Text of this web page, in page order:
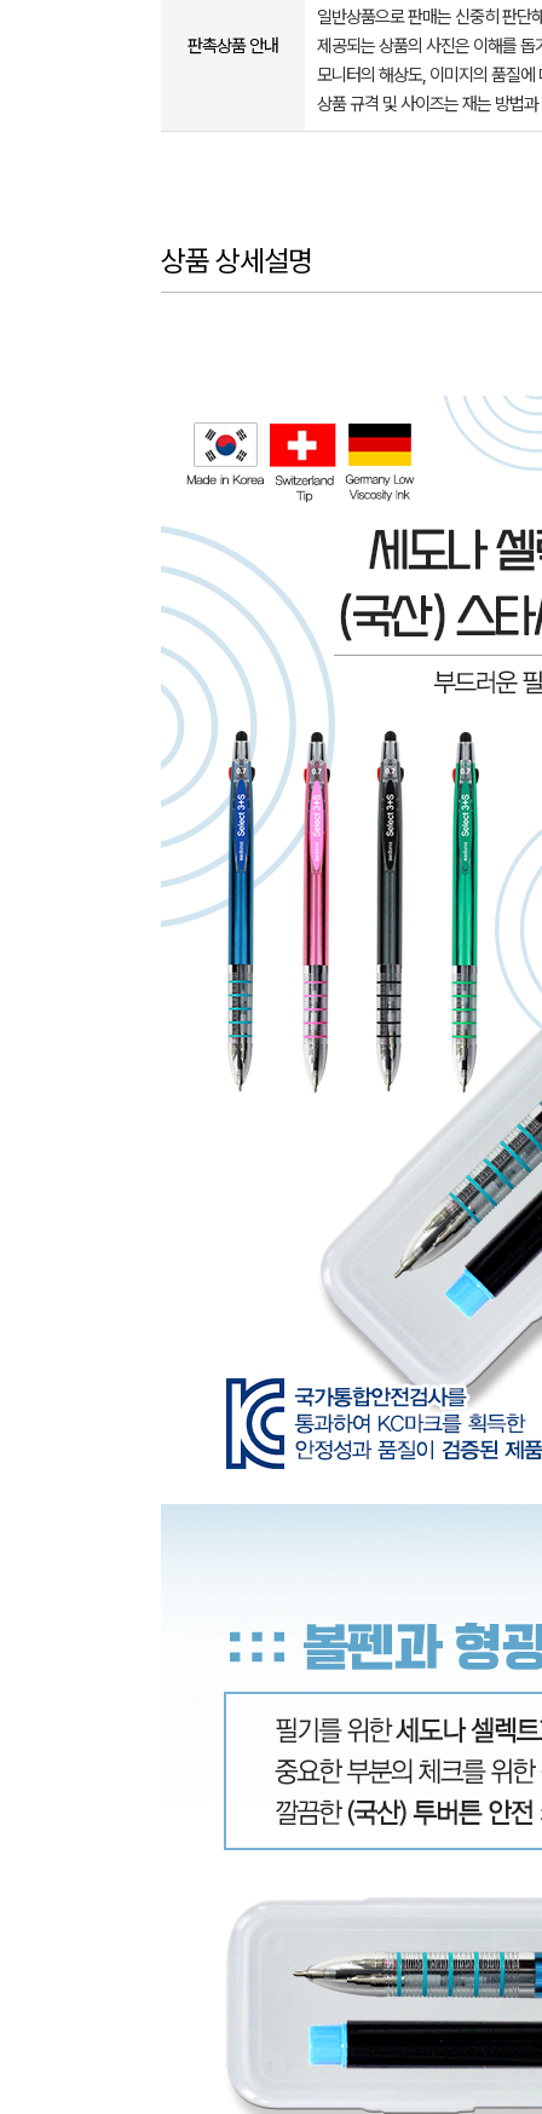
판촉상품 안내
일반상품으로 판매는 신중히 판단
제공되는 상품의 사진은 이해를
모니터의 해상도, 이미지의 품질
상품 규격 및 사이즈는 재는 방법
상품 상세설명